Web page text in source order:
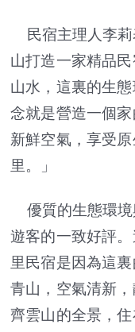
民宿主理人李莉
山打造一家精品
山水，這裏的生
念就是營造一個
新鮮空氣，享受
里。」
優質的生態環境
遊客的一致好評
里民宿是因為這
青山，空氣清新
齊雲山的全景，